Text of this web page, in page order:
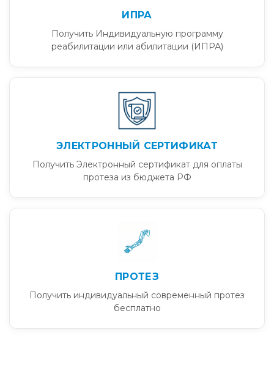
ИПРА
Получить Индивидуальную программу
реабилитации или абилитации (ИПРА)
ЭЛЕКТРОННЫЙ СЕРТИФИКАТ
Получить Электронный сертификат для оплаты
протеза из бюджета РФ
ПРОТЕЗ
Получить индивидуальный современный протез
бесплатно